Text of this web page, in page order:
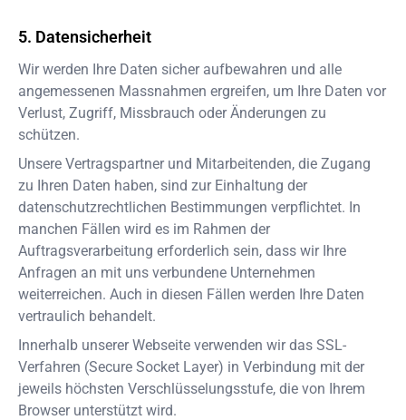
Datensicherheit
Wir werden Ihre Daten sicher aufbewahren und alle
angemessenen Massnahmen ergreifen, um Ihre Daten vor
Verlust, Zugriff, Missbrauch oder Änderungen zu
schützen.
Unsere Vertragspartner und Mitarbeitenden, die Zugang
zu Ihren Daten haben, sind zur Einhaltung der
datenschutzrechtlichen Bestimmungen verpflichtet. In
manchen Fällen wird es im Rahmen der
Auftragsverarbeitung erforderlich sein, dass wir Ihre
Anfragen an mit uns verbundene Unternehmen
weiterreichen. Auch in diesen Fällen werden Ihre Daten
vertraulich behandelt.
Innerhalb unserer Webseite verwenden wir das SSL-
Verfahren (Secure Socket Layer) in Verbindung mit der
jeweils höchsten Verschlüsselungsstufe, die von Ihrem
Browser unterstützt wird.